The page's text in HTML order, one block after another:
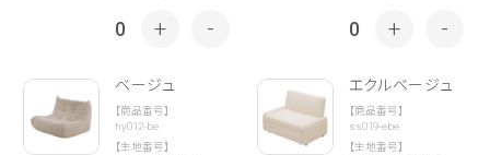
0 + -
ベージュ
【商品番号】
hy012-be
【生地番号】
0 + -
エクルベージュ
【商品番号】
ss019-ebe
【生地番号】